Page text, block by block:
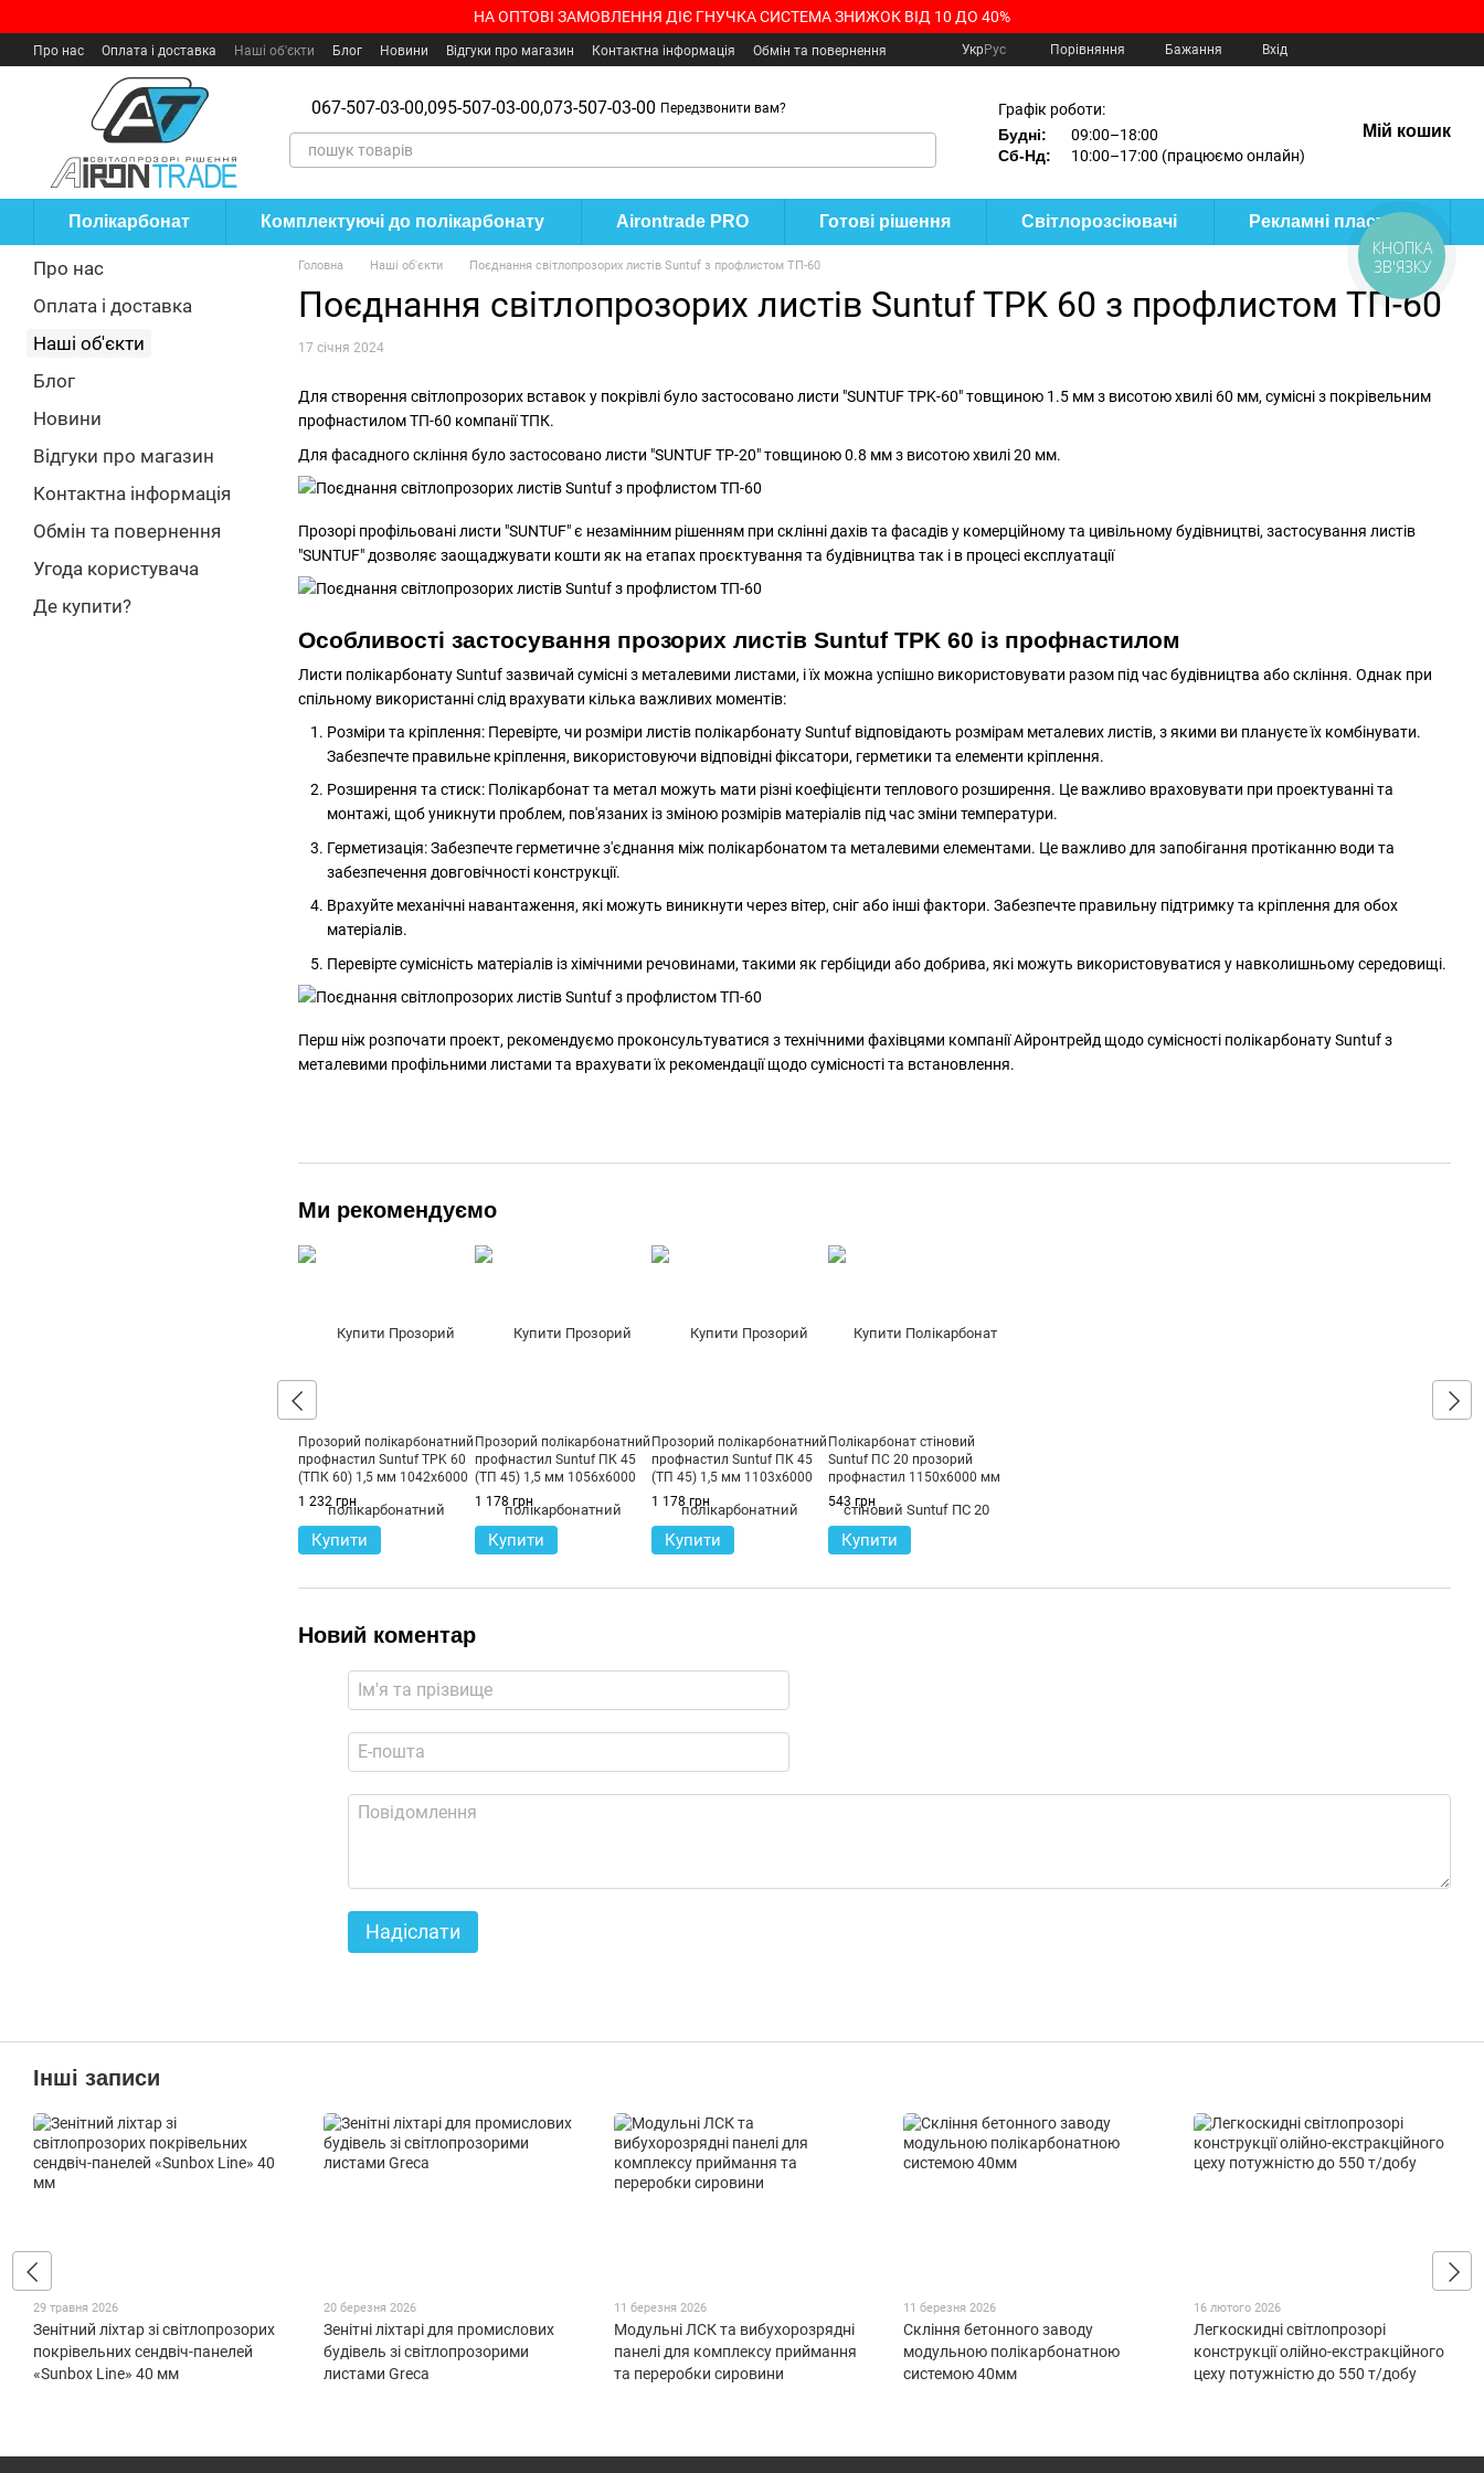
НА ОПТОВІ ЗАМОВЛЕННЯ ДІЄ ГНУЧКА СИСТЕМА ЗНИЖОК ВІД 10 ДО 40%
Про нас Оплата і доставка Наші об'єкти Блог Новини Відгуки про магазин Контактна інформація
Обмін та повернення
УкрРус Порівняння Бажання Вхід
067-507-03-00,095-507-03-00,073-507-03-00 Передзвонити вам?
Графік роботи:
Будні:
09:00–18:00
Сб-Нд:
10:00–17:00 (працюємо онлайн)
Мій кошик
Полікарбонат Комплектуючі до полікарбонату Airontrade PRO Готові рішення Світлорозсіювачі Рекламні пластики
Головна Наші об'єкти Поєднання світлопрозорих листів Suntuf з профлистом ТП-60
Поєднання світлопрозорих листів Suntuf TPK 60 з профлистом ТП-60
17 січня 2024
Для створення світлопрозорих вставок у покрівлі було застосовано листи "SUNTUF TPK-60" товщиною 1.5 мм з висотою хвилі 60 мм, сумісні з покрівельним
профнастилом TП-60 компанії ТПК.
Для фасадного скління було застосовано листи "SUNTUF TP-20" товщиною 0.8 мм з висотою хвилі 20 мм.
Прозорі профільовані листи "SUNTUF" є незамінним рішенням при склінні дахів та фасадів у комерційному та цивільному будівництві, застосування листів
"SUNTUF" дозволяє заощаджувати кошти як на етапах проєктування та будівництва так і в процесі експлуатації
Особливості застосування прозорих листів Suntuf TPK 60 із профнастилом
Листи полікарбонату Suntuf зазвичай сумісні з металевими листами, і їх можна успішно використовувати разом під час будівництва або скління. Однак при
спільному використанні слід врахувати кілька важливих моментів:
Розміри та кріплення: Перевірте, чи розміри листів полікарбонату Suntuf відповідають розмірам металевих листів, з якими ви плануєте їх комбінувати.
Забезпечте правильне кріплення, використовуючи відповідні фіксатори, герметики та елементи кріплення.
Розширення та стиск: Полікарбонат та метал можуть мати різні коефіцієнти теплового розширення. Це важливо враховувати при проектуванні та
монтажі, щоб уникнути проблем, пов'язаних із зміною розмірів матеріалів під час зміни температури.
Герметизація: Забезпечте герметичне з'єднання між полікарбонатом та металевими елементами. Це важливо для запобігання протіканню води та
забезпечення довговічності конструкції.
Врахуйте механічні навантаження, які можуть виникнути через вітер, сніг або інші фактори. Забезпечте правильну підтримку та кріплення для обох
матеріалів.
Перевірте сумісність матеріалів із хімічними речовинами, такими як гербіциди або добрива, які можуть використовуватися у навколишньому середовищі.
Перш ніж розпочати проект, рекомендуємо проконсультуватися з технічними фахівцями компанії Айронтрейд щодо сумісності полікарбонату Suntuf з
металевими профільними листами та врахувати їх рекомендації щодо сумісності та встановлення.
Ми рекомендуємо
Прозорий полікарбонатний
профнастил Suntuf TPK 60
(ТПК 60) 1,5 мм 1042x6000
мм
1 232 грн
Купити
Прозорий полікарбонатний
профнастил Suntuf ПК 45
(ТП 45) 1,5 мм 1056x6000
мм
1 178 грн
Купити
Прозорий полікарбонатний
профнастил Suntuf ПК 45
(ТП 45) 1,5 мм 1103x6000
мм
1 178 грн
Купити
Полікарбонат стіновий
Suntuf ПС 20 прозорий
профнастил 1150х6000 мм
543 грн
Купити
Новий коментар
Надіслати
Про нас
Оплата і доставка
Наші об'єкти
Блог
Новини
Відгуки про магазин
Контактна інформація
Обмін та повернення
Угода користувача
Де купити?
Інші записи
29 травня 2026
Зенітний ліхтар зі світлопрозорих
покрівельних сендвіч-панелей
«Sunbox Line» 40 мм
20 березня 2026
Зенітні ліхтарі для промислових
будівель зі світлопрозорими
листами Greca
11 березня 2026
Модульні ЛСК та вибухорозрядні
панелі для комплексу приймання
та переробки сировини
11 березня 2026
Скління бетонного заводу
модульною полікарбонатною
системою 40мм
16 лютого 2026
Легкоскидні світлопрозорі
конструкції олійно-екстракційного
цеху потужністю до 550 т/добу
КНОПКА
ЗВ'ЯЗКУ